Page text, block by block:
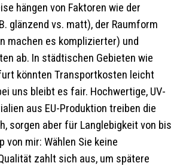
hängen von Faktoren wie der
glänzend vs. matt), der Raumform
machen es komplizierter) und
ab. In städtischen Gebieten wie
könnten Transportkosten leicht
uns bleibt es fair. Hochwertige, UV-
aus EU-Produktion treiben die
sorgen aber für Langlebigkeit von bis
von mir: Wählen Sie keine
zahlt sich aus, um spätere